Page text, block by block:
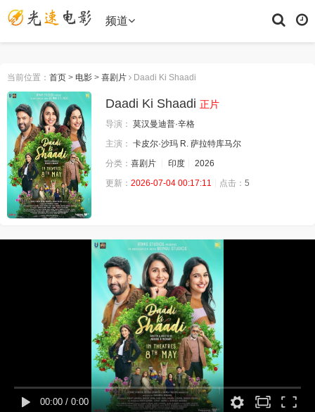
频道
当前位置： 首页 > 电影 > 喜剧片 Daadi Ki Shaadi
Daadi Ki Shaadi 正片
导演： 莫汉曼迪普·辛格
主演： 卡皮尔·沙玛 R. 萨拉特库马尔
分类： 喜剧片 印度
2026
更新： 2026-07-04 00:17:11 点击： 5
00:00 / 0:00